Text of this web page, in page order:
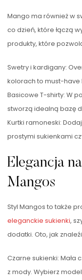
Mango ma również w
co dzień, które łączą
produkty, które
Swetry i kardigany:
kolorach to must-
Basicowe T-shirty: W
stworzą idealną bazę
Kurtki ramoneski:
prostymi sukienkami
Elegancja
Mangos
Styl Mangos to także
eleganckie sukienki,
dodatki. Oto, jak
Czarne sukienki: Mała
z mody. Wybierz